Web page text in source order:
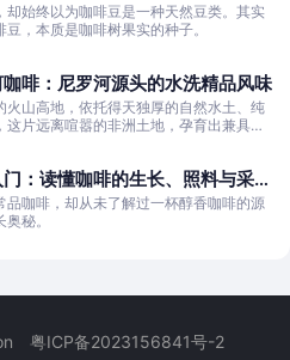
却始终以为咖啡豆是一种天然豆类。其实
，本质是咖啡树果实的种子。
啡：尼罗河源头的水洗精品风味
火山高地，依托得天独厚的自然水土、纯
这片远离喧嚣的非洲土地，孕育出兼具干
：读懂咖啡的生长、照料与采收
品咖啡，却从未了解过一杯醇香咖啡的源
秘。
粤ICP备2023156841号-2